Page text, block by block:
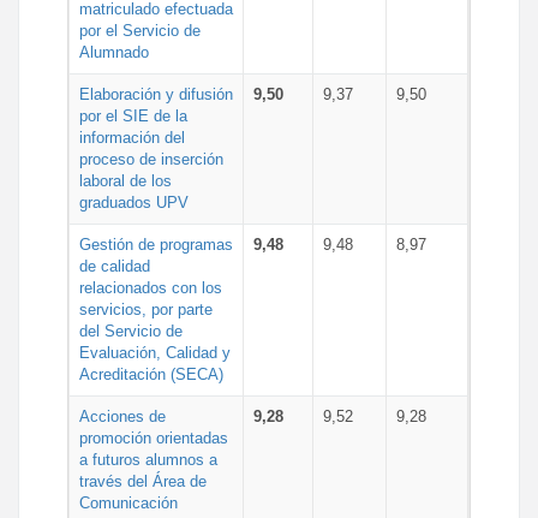
matriculado efectuada
por el Servicio de
Alumnado
Elaboración y difusión
por el SIE de la
información del
proceso de inserción
laboral de los
graduados UPV
9,50 9,37 9,50
Gestión de programas
de calidad
relacionados con los
servicios, por parte
del Servicio de
Evaluación, Calidad y
Acreditación (SECA)
9,48 9,48 8,97
Acciones de
promoción orientadas
a futuros alumnos a
través del Área de
Comunicación
9,28 9,52 9,28